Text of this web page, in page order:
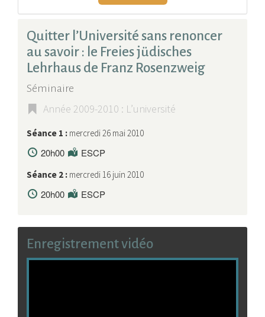
Quitter l’Université sans renoncer
au savoir : le Freies jüdisches
Lehrhaus de Franz Rosenzweig
Séminaire
Année 2009-2010 : L’université
Séance 1 : mercredi 26 mai 2010
20h00 ESCP
Séance 2 : mercredi 16 juin 2010
20h00 ESCP
Enregistrement vidéo